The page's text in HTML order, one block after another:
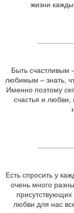
жизни
Быть счастливым
любимым – знать,
Именно поэтому
счастья и
Есть спросить у
очень много
присутствующих
любви для нас